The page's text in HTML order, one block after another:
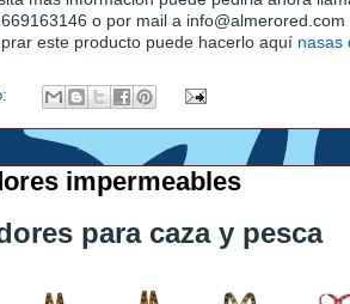
669163146 o por mail a info@almerored.com
este producto puede hacerlo aquí nasas
impermeables
para caza y pesca